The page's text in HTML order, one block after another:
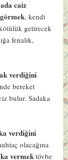
caiz
, kendi
getirecek
fenalık,
verdiğini
bereket
bulur. Sadaka
verdiğini
olacağına
vermektövbe